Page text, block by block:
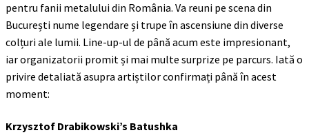
pentru fanii metalului din România. Va reuni pe scena din
București nume legendare și trupe în ascensiune din diverse
colțuri ale lumii. Line-up-ul de până acum este impresionant,
iar organizatorii promit și mai multe surprize pe parcurs. Iată o
privire detaliată asupra artiștilor confirmați până în acest
moment:
Krzysztof Drabikowski’s Batushka